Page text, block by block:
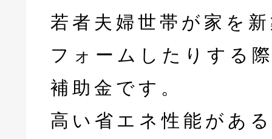
若者夫婦世帯が家を
フォームしたりする
補助金です。
高い省エネ性能があ